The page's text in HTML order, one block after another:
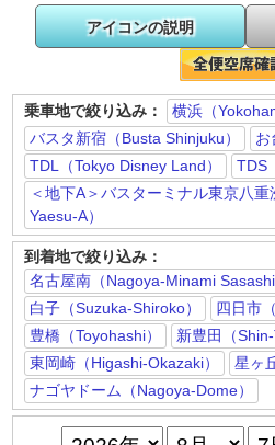
乗車地で絞り込み：
横浜（
バスタ新宿（Busta Shinjuku）
お
TDL（Tokyo Disney Land）
TDS
＜地下A＞バスターミナル東京八
Yaesu-A）
到着地で絞り込み：
名古屋南（Nagoya-Minami
白子（Suzuka-Shiroko）
四日市
豊橋（Toyohashi）
新豊田（Shin-
東岡崎（Higashi-Okazaki）
星ヶ
ナゴヤドーム（Nagoya-Dome）
アイコンの説明